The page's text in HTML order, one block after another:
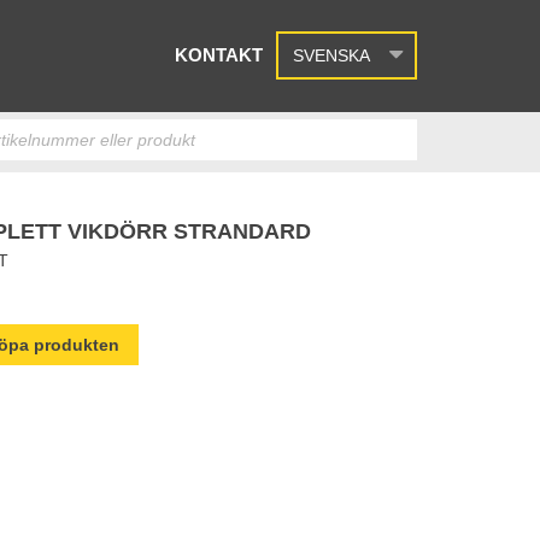
KONTAKT SVENSKA
VIKDÖRR STRANDARD
produkten